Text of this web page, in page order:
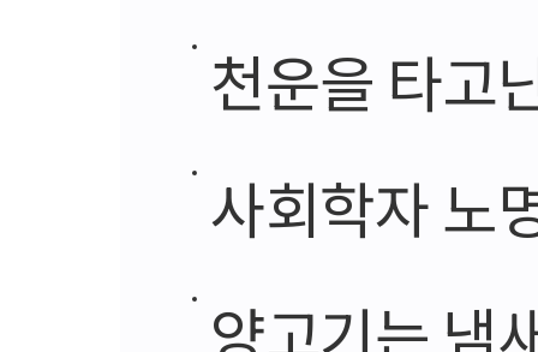
천운을 타고
사회학자 노명우,
양고기는 냄